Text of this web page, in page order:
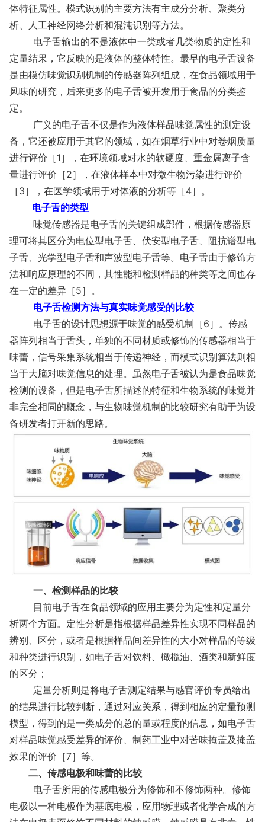
体特征属性。模式识别的主要方法有主成分分析、聚类分
析、人工神经网络分析和混沌识别等方法。
电子舌输出的不是液体中一类或者几类物质的定性和
定量结果，它反映的是液体的整体特性。最早的电子舌设备
是由模仿味觉识别机制的传感器阵列组成，在食品领域用于
风味的研究，后来更多的电子舌被开发用于食品的分类鉴
定。
广义的电子舌不仅是作为液体样品味觉属性的测定设
备，它还被应用于其它的领域，如在烟草行业中对卷烟质量
进行评价［1］，在环境领域对水的软硬度、重金属离子含
量进行评价［2］，在液体样本中对微生物污染进行评价
［3］，在医学领域用于对体液的分析等［4］。
电子舌的类型
味觉传感器是电子舌的关键组成部件，根据传感器原
理可将其区分为电位型电子舌、伏安型电子舌、阻抗谱型电
子舌、光学型电子舌和声波型电子舌等。电子舌由于修饰方
法和响应原理的不同，其性能和检测样品的种类等之间也存
在一定的差异［5］。
电子舌检测方法与真实味觉感受的比较
电子舌的设计思想源于味觉的感受机制［6］。传感
器阵列相当于舌头，单独的不同材质或修饰的传感器相当于
味蕾，信号采集系统相当于传递神经，而模式识别算法则相
当于大脑对味觉信息的处理。虽然电子舌被认为是食品味觉
检测的设备，但是电子舌所描述的特征和生物系统的味觉并
非完全相同的概念，与生物味觉机制的比较研究有助于为设
备研发者打开新的思路。
一、检测样品的比较
目前电子舌在食品领域的应用主要分为定性和定量分
析两个方面。定性分析是指根据样品差异性实现不同样品的
辨别、区分，或者是根据样品间差异性的大小对样品的等级
和种类进行识别，如电子舌对饮料、橄榄油、酒类和新鲜度
的区分；
定量分析则是将电子舌测定结果与感官评价专员给出
的结果进行比较判断，通过对应关系，得到相应的定量预测
模型，得到的是一类成分的总的量或程度的信息，如电子舌
对样品味觉感受差异的评价、制药工业中对苦味掩盖及掩盖
效果的评价［7］等。
二、传感电极和味蕾的比较
电子舌所用的传感电极分为修饰和不修饰两种。修饰
电极以一种电极作为基底电极，应用物理或者化学合成的方